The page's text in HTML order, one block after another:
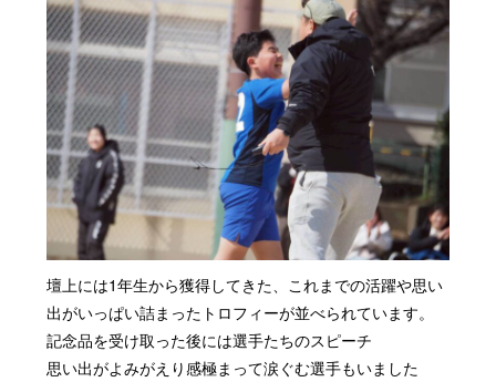
壇上には1年生から獲得してきた、これまでの活躍や思い
出がいっぱい詰まったトロフィーが並べられています。
記念品を受け取った後には選手たちのスピーチ
思い出がよみがえり感極まって涙ぐむ選手もいました